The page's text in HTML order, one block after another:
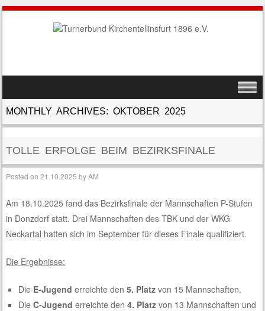
MENU
MONTHLY ARCHIVES:OKTOBER 2025
TOLLE ERFOLGE BEIM BEZIRKSFINALE
Posted on21.10.2025 byAM
Am 18.10.2025 fand das Bezirksfinale der Mannschaften P-Stufen
in Donzdorf statt. Drei Mannschaften des TBK und der WKG
Neckartal hatten sich im September für dieses Finale qualifiziert.
Die Ergebnisse:
Die E-Jugend erreichte den5. Platz von 15 Mannschaften.
DieC-Jugend erreichte den4. Platz von 13 Mannschaften und